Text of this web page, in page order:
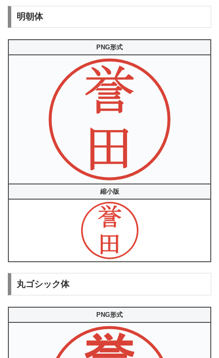
明朝体
PNG形式
縮小版
丸ゴシック体
PNG形式